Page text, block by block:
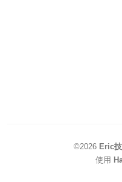
©2026 Eric
使用